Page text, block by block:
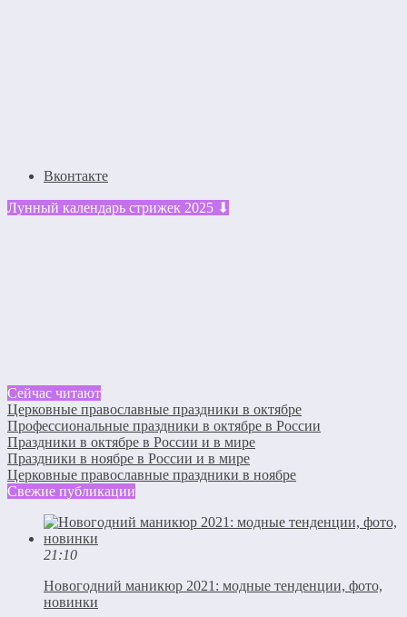
Вконтакте
Лунный календарь стрижек 2025 ⬇
Сейчас читают
Церковные православные праздники в октябре
Профессиональные праздники в октябре в России
Праздники в октябре в России и в мире
Праздники в ноябре в России и в мире
Церковные православные праздники в ноябре
Свежие публикации
21:10
Новогодний маникюр 2021: модные тенденции, фото,
новинки